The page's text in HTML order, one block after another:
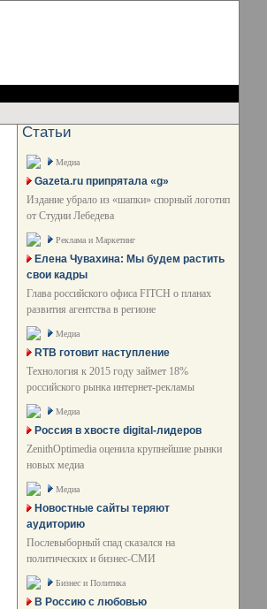
Статьи
Медиа
Gazeta.ru припрятала «g»
Издание убрало из «шапки» спорный логотип
от Студии Лебедева
Реклама и Маркетинг
Елена Чувахина: Мы будем растить
свои кадры
Глава российского офиса FITCH о планах
развития агентства в регионе
Медиа
RTB готовит наступление
Технология к 2015 году займет 18%
российского рынка интернет-рекламы
Медиа
Россия в хвосте digital-лидеров
ZenithOptimedia оценила крупнейшие рынки
новых медиа
Медиа
Новостные сайты теряют
аудиторию
Послевыборный спад сказался на
политических и бизнес-СМИ
Бизнес и Политика
В Россию с любовью